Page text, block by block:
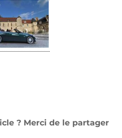
? Merci de le partager